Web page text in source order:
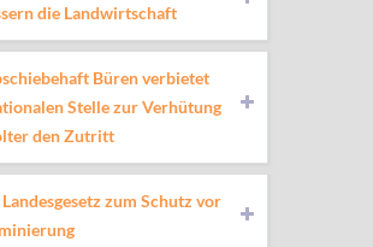
die Landwirtschaft
Büren verbietet
Stelle zur Verhütung
den Zutritt
Landesgesetz zum Schutz vor